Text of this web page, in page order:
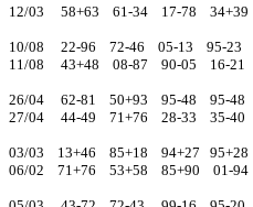
12/03 58+63 61-34 17-78 34+39
10/08 22-96 72-46 05-13 95-23
11/08 43+48 08-87 90-05 16-21
26/04 62-81 50+93 95-48 95-48
27/04 44-49 71+76 28-33 35-40
03/03 13+46 85+18 94+27 95+28
06/02 71+76 53+58 85+90 01-94